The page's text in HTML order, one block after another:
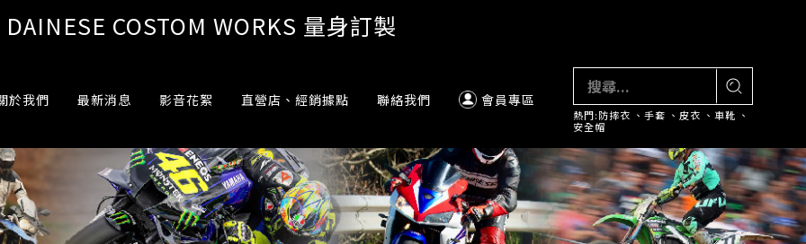
DAINESE COSTOM WORKS 量身訂製
於我們 最新消息 影音花絮 直營店、經銷據點 聯絡我們 會員專區
熱門:防摔衣 、手套 、 皮衣 、車靴 、
安全帽